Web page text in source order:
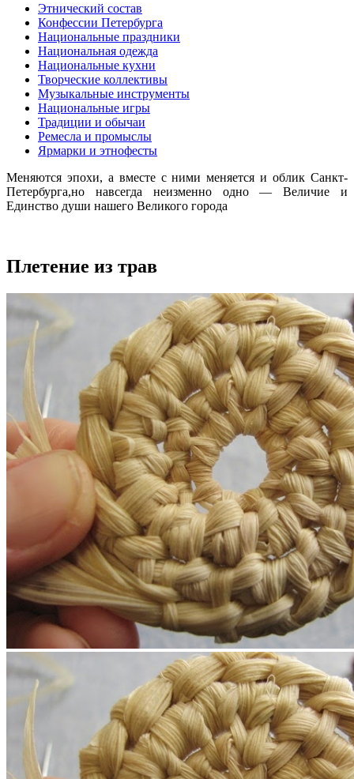
Этнический состав
Конфессии Петербурга
Национальные праздники
Национальная одежда
Национальные кухни
Творческие коллективы
Музыкальные инструменты
Национальные игры
Традиции и обычаи
Ремесла и промыслы
Ярмарки и этнофесты
Меняются эпохи, а вместе с ними меняется и облик Санкт-
Петербурга,но навсегда неизменно одно — Величие и
Единство души нашего Великого города
Плетение из трав